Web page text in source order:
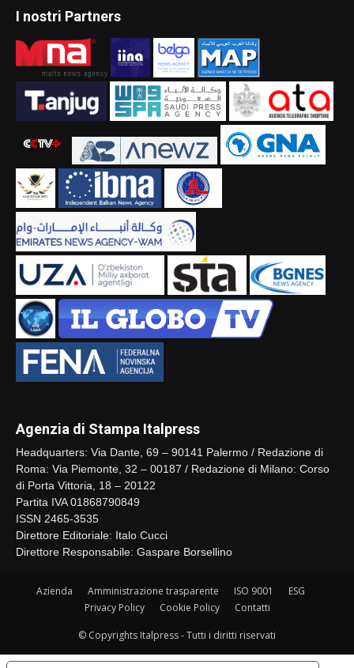
I nostri Partners
Agenzia di Stampa Italpress
Headquarters: Via Dante, 69 – 90141 Palermo / Redazione di
Roma: Via Piemonte, 32 – 00187 / Redazione di Milano: Corso
di Porta Vittoria, 18 – 20122
Partita IVA 01868790849
ISSN 2465-3535
Direttore Editoriale: Italo Cucci
Direttore Responsabile: Gaspare Borsellino
Azienda Amministrazione trasparente ISO 9001
ESG
Privacy Policy
Cookie Policy Contatti
© Copyrights Italpress - Tutti i diritti riservati